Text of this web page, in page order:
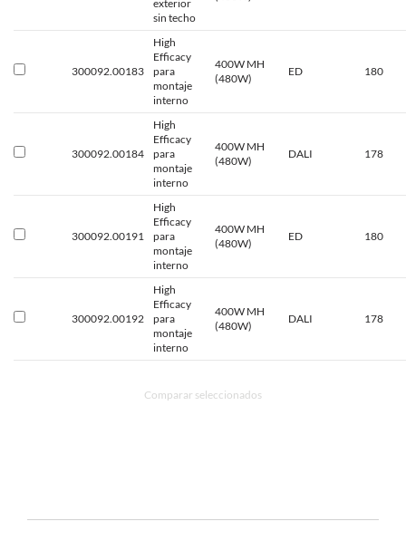
exterior
sin techo
300092.00183
High
Efficacy
para
montaje
interno
400W MH
(480W)
ED 180
300092.00184
High
Efficacy
para
montaje
interno
400W MH
(480W)
DALI 178
300092.00191
High
Efficacy
para
montaje
interno
400W MH
(480W)
ED 180
300092.00192
High
Efficacy
para
montaje
interno
400W MH
(480W)
DALI 178
Comparar seleccionados